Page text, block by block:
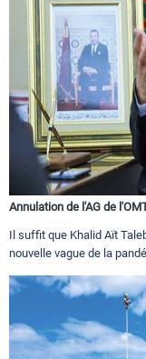
Annulation de l'AG de
Il suffit que Khalid Aït
nouvelle vague de la